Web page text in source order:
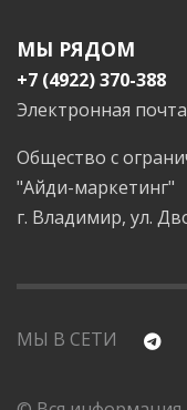
МЫ РЯДОМ
+7 (4922) 370-388
Электронная
Общество с
"Айди-маркетинг"
г. Владимир, ул.
МЫ В СЕТИ